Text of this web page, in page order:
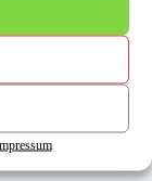
früh deinen
wichtig
und
den Online-
den Sitzplatz zu
Sitzplatzreservierung